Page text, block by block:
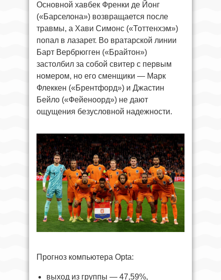
Основной хавбек Френки де Йонг
(«Барселона») возвращается после
травмы, а Хави Симонс («Тоттенхэм»)
попал в лазарет. Во вратарской линии
Барт Вербрюгген («Брайтон»)
застолбил за собой свитер с первым
номером, но его сменщики — Марк
Флеккен («Брентфорд») и Джастин
Бейло («Фейеноорд») не дают
ощущения безусловной надежности.
Прогноз компьютера Opta:
выход из группы — 47,59%,